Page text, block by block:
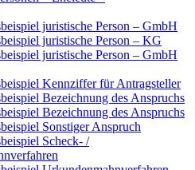
juristische Person – GmbH
juristische Person – KG
juristische Person – GmbH
Kennziffer für Antragsteller
Bezeichnung des Anspruchs
Bezeichnung des Anspruchs
Sonstiger Anspruch
Scheck- /